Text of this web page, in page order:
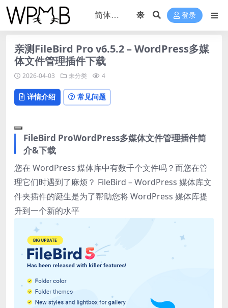
登录
亲测FileBird Pro v6.5.2 – WordPress多媒
体文件管理插件下载
2026-04-03 未分类 4
详情介绍 常见问题
FileBird ProWordPress多媒体文件管理插件简
介&下载
您在 WordPress 媒体库中有数千个文件吗？而您在管
理它们时遇到了麻烦？ FileBird – WordPress 媒体库文
件夹插件的诞生是为了帮助您将 WordPress 媒体库提
升到一个新的水平